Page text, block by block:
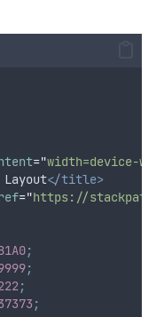
="width=device-
</title>
="https://
;
;
;
;